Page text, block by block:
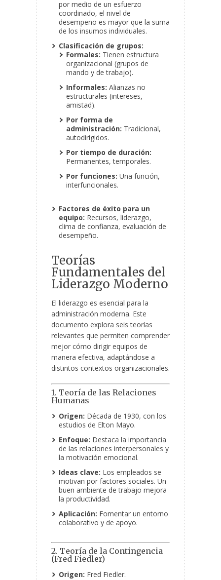
por medio de un esfuerzo
coordinado, el nivel de
desempeño es mayor que la suma
de los insumos individuales.
Clasificación de grupos:
Formales: Tienen estructura
organizacional (grupos de
mando y de trabajo).
Informales: Alianzas no
estructurales (intereses,
amistad).
Por forma de
administración: Tradicional,
autodirigidos.
Por tiempo de duración:
Permanentes, temporales.
Por funciones: Una función,
interfuncionales.
Factores de éxito para un
equipo: Recursos, liderazgo,
clima de confianza, evaluación de
desempeño.
Teorías
Fundamentales del
Liderazgo Moderno
El liderazgo es esencial para la
administración moderna. Este
documento explora seis teorías
relevantes que permiten comprender
mejor cómo dirigir equipos de
manera efectiva, adaptándose a
distintos contextos organizacionales.
1. Teoría de las Relaciones
Humanas
Origen: Década de 1930, con los
estudios de Elton Mayo.
Enfoque: Destaca la importancia
de las relaciones interpersonales y
la motivación emocional.
Ideas clave: Los empleados se
motivan por factores sociales. Un
buen ambiente de trabajo mejora
la productividad.
Aplicación: Fomentar un entorno
colaborativo y de apoyo.
2. Teoría de la Contingencia
(Fred Fiedler)
Origen: Fred Fiedler.